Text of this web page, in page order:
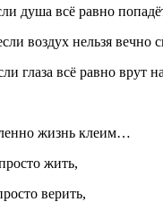
душа всё равно
воздух нельзя вечно
глаза всё равно врут
жизнь клеим…
жить,
верить,